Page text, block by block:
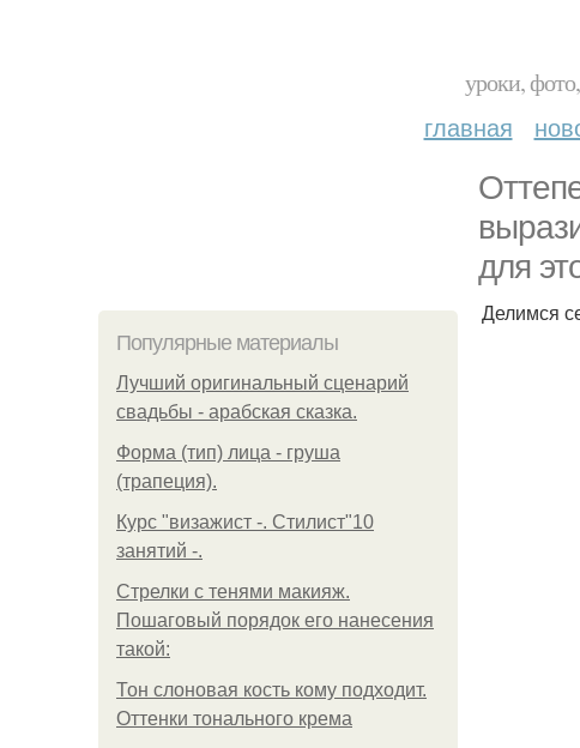
уроки,
главная
для
Популярные материалы
Лучший оригинальный сценарий
свадьбы - арабская сказка.
Форма (тип) лица - груша
(трапеция).
Курс "визажист -. Стилист"10
занятий -.
Стрелки с тенями макияж.
Пошаговый порядок его нанесения
такой:
Тон слоновая кость кому подходит.
Оттенки тонального крема
Делимся